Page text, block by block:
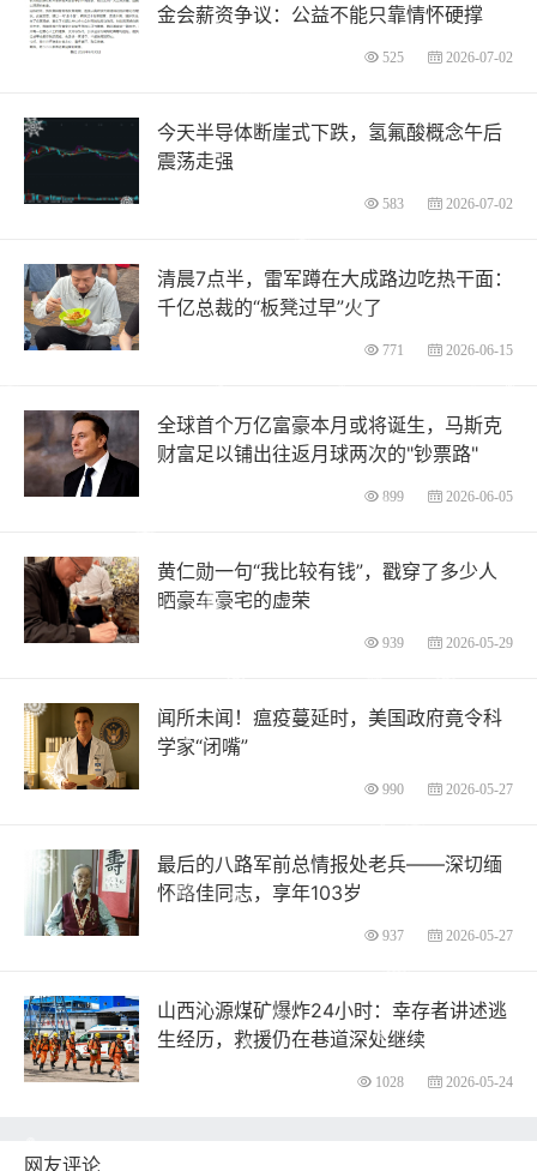
金会薪资争议：公益不能只靠情怀硬撑
525 2026-07-02
今天半导体断崖式下跌，氢氟酸概念午后
震荡走强
583 2026-07-02
清晨7点半，雷军蹲在大成路边吃热干面：
千亿总裁的“板凳过早”火了
771 2026-06-15
全球首个万亿富豪本月或将诞生，马斯克
财富足以铺出往返月球两次的"钞票路"
899 2026-06-05
黄仁勋一句“我比较有钱”，戳穿了多少人
晒豪车豪宅的虚荣
939 2026-05-29
闻所未闻！瘟疫蔓延时，美国政府竟令科
学家“闭嘴”
990 2026-05-27
最后的八路军前总情报处老兵——深切缅
怀路佳同志，享年103岁
937 2026-05-27
山西沁源煤矿爆炸24小时：幸存者讲述逃
生经历，救援仍在巷道深处继续
1028 2026-05-24
网友评论